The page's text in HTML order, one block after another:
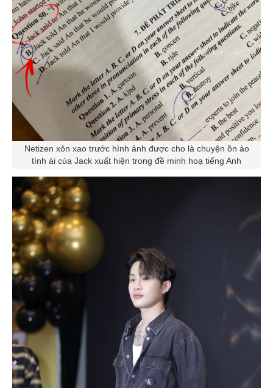
Netizen xôn xao trước hình ảnh được cho là chuyện ồn ào
tình ái của Jack xuất hiện trong đề minh hoạ tiếng Anh